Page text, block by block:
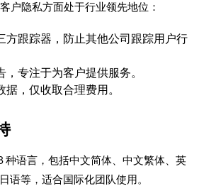
户隐私方面处于行业领先地位：
方跟踪器，防止其他公司跟踪用户行
，专注于为客户提供服务。
据，仅收取合理费用。
种语言，包括中文简体、中文繁体、英
语等，适合国际化团队使用。